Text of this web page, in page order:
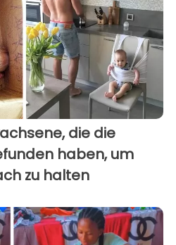
die die
haben, um
zu halten